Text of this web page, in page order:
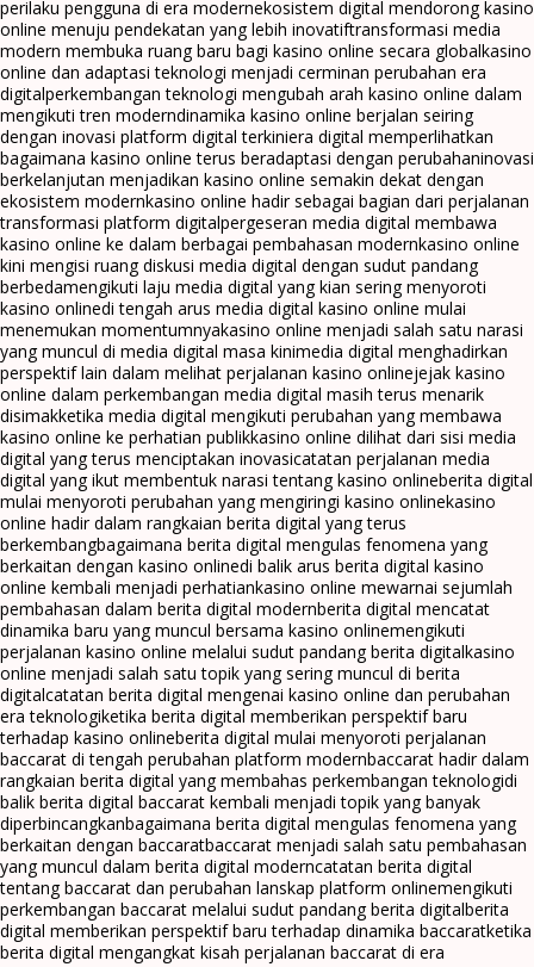
perilaku pengguna di era modernekosistem digital mendorong kasino
online menuju pendekatan yang lebih inovatiftransformasi media
modern membuka ruang baru bagi kasino online secara globalkasino
online dan adaptasi teknologi menjadi cerminan perubahan era
digitalperkembangan teknologi mengubah arah kasino online dalam
mengikuti tren moderndinamika kasino online berjalan seiring
dengan inovasi platform digital terkiniera digital memperlihatkan
bagaimana kasino online terus beradaptasi dengan perubahaninovasi
berkelanjutan menjadikan kasino online semakin dekat dengan
ekosistem modernkasino online hadir sebagai bagian dari perjalanan
transformasi platform digitalpergeseran media digital membawa
kasino online ke dalam berbagai pembahasan modernkasino online
kini mengisi ruang diskusi media digital dengan sudut pandang
berbedamengikuti laju media digital yang kian sering menyoroti
kasino onlinedi tengah arus media digital kasino online mulai
menemukan momentumnyakasino online menjadi salah satu narasi
yang muncul di media digital masa kinimedia digital menghadirkan
perspektif lain dalam melihat perjalanan kasino onlinejejak kasino
online dalam perkembangan media digital masih terus menarik
disimakketika media digital mengikuti perubahan yang membawa
kasino online ke perhatian publikkasino online dilihat dari sisi media
digital yang terus menciptakan inovasicatatan perjalanan media
digital yang ikut membentuk narasi tentang kasino onlineberita digital
mulai menyoroti perubahan yang mengiringi kasino onlinekasino
online hadir dalam rangkaian berita digital yang terus
berkembangbagaimana berita digital mengulas fenomena yang
berkaitan dengan kasino onlinedi balik arus berita digital kasino
online kembali menjadi perhatiankasino online mewarnai sejumlah
pembahasan dalam berita digital modernberita digital mencatat
dinamika baru yang muncul bersama kasino onlinemengikuti
perjalanan kasino online melalui sudut pandang berita digitalkasino
online menjadi salah satu topik yang sering muncul di berita
digitalcatatan berita digital mengenai kasino online dan perubahan
era teknologiketika berita digital memberikan perspektif baru
terhadap kasino onlineberita digital mulai menyoroti perjalanan
baccarat di tengah perubahan platform modernbaccarat hadir dalam
rangkaian berita digital yang membahas perkembangan teknologidi
balik berita digital baccarat kembali menjadi topik yang banyak
diperbincangkanbagaimana berita digital mengulas fenomena yang
berkaitan dengan baccaratbaccarat menjadi salah satu pembahasan
yang muncul dalam berita digital moderncatatan berita digital
tentang baccarat dan perubahan lanskap platform onlinemengikuti
perkembangan baccarat melalui sudut pandang berita digitalberita
digital memberikan perspektif baru terhadap dinamika baccaratketika
berita digital mengangkat kisah perjalanan baccarat di era